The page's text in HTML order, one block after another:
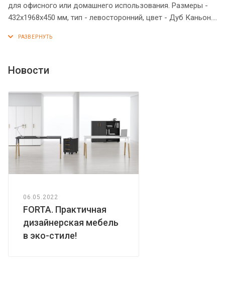
для офисного или домашнего использования. Размеры -
432х1968х450 мм, тип - левосторонний, цвет - Дуб Каньон.
поверхности основных элементов шкафа облицованы
полосками внутри кромки, что придает ей стильный 3D
долговечные и стильные металлические ручки.
Конструкция шкафа оснащена прочными силовыми
креплениями – эксцентриковыми стяжками. Регулируемые
по высоте опоры обеспечат шкафу устойчивость на
неровном полу.
Новости
06.05.2022
FORTA. Практичная
дизайнерская мебель
в эко-стиле!